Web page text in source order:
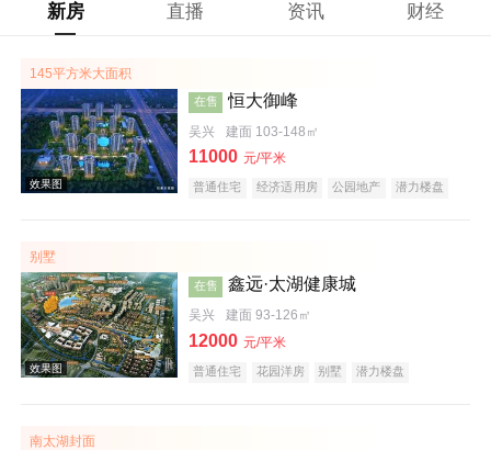
新房 直播 资讯 财经
145平方米大面积
在售 恒大御峰
吴兴 建面 103-148㎡
11000 元/平米
普通住宅 经济适用房 公园地产
潜力楼盘
别墅
在售 鑫远·太湖健康城
吴兴 建面 93-126㎡
12000 元/平米
普通住宅 花园洋房 别墅
潜力楼盘
南太湖封面